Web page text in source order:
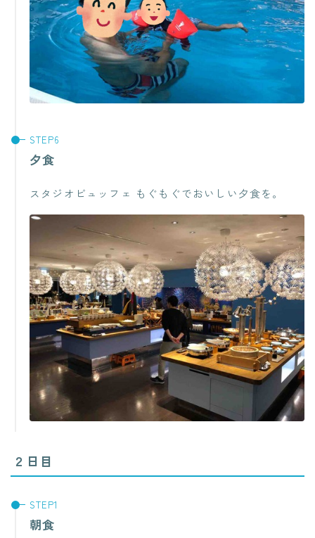
夕食
スタジオビュッフェ もぐもぐでおいしい夕食を。
２日目
朝食